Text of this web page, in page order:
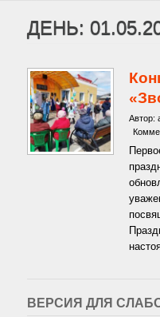
ДЕНЬ:
Автор:
ВЕРСИЯ ДЛЯ